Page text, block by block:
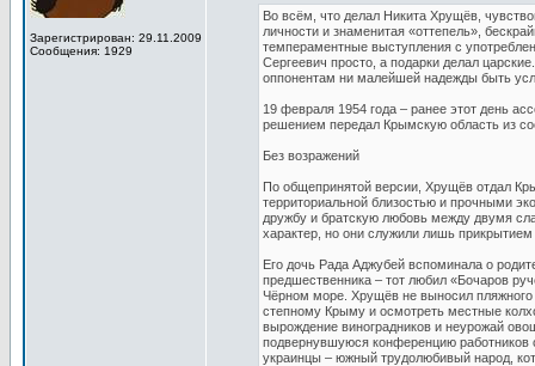
Зарегистрирован: 29.11.2009
Сообщения: 1929
Во всём, что делал Никита Хрущёв,
личности и знаменитая «оттепель»,
темпераментные выступления с
Сергеевич просто, а подарки делал
оппонентам ни малейшей надежды быть
19 февраля 1954 года – ранее этот день
решением передал Крымскую область из
Без возражений
По общепринятой версии, Хрущёв отдал
территориальной близостью и прочными
дружбу и братскую любовь между двумя
характер, но они служили лишь
Его дочь Рада Аджубей вспоминала о
предшественника – тот любил «Бочаров
Чёрном море. Хрущёв не выносил
степному Крыму и осмотреть местные
вырождение виноградников и неурожай
подвернувшуюся конференцию работников
украинцы – южный трудолюбивый народ,